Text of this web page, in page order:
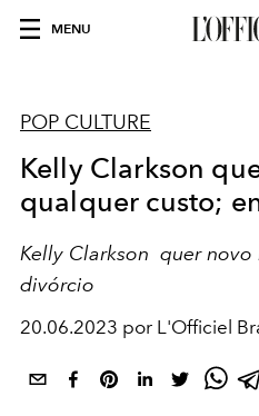
MENU
POP CULTURE
Kelly Clarkson
qualquer custo;
Kelly Clarkson quer novo
divórcio
20.06.2023 por L'Officiel